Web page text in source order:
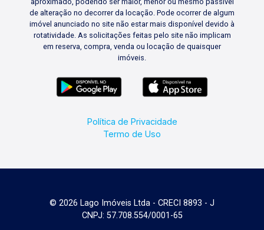
de alteração no decorrer da locação. Pode ocorrer de algum
imóvel anunciado no site não estar mais disponível devido à
rotatividade. As solicitações feitas pelo site não implicam
em reserva, compra, venda ou locação de quaisquer
imóveis.
Política de Privacidade
Termo de Uso
© 2026 Lago Imóveis Ltda - CRECI 8893 - J
CNPJ: 57.708.554/0001-65